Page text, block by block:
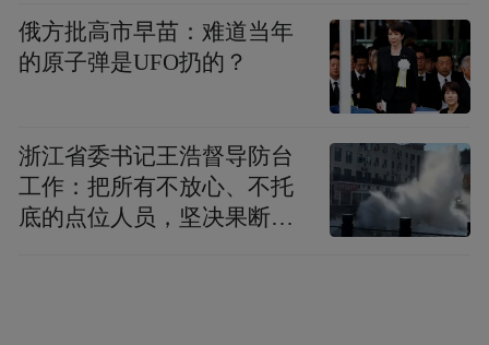
俄方批高市早苗：难道当年
的原子弹是UFO扔的？
浙江省委书记王浩督导防台
工作：把所有不放心、不托
底的点位人员，坚决果断转